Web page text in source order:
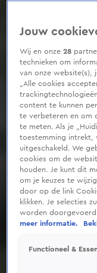
Jouw
Wij en onze28
technieken om
van onze website(s),
„Alle cookies
content te kunnen
te verbeteren en om
te meten. Als je
toestemming intrekt,
uitgeschakeld. We
cookies om de
houden. Je kunt dit
om je keuzes te
door op de link
klikken. Je selecties
worden doorgevoerd.
meer informatie.
Functioneel &